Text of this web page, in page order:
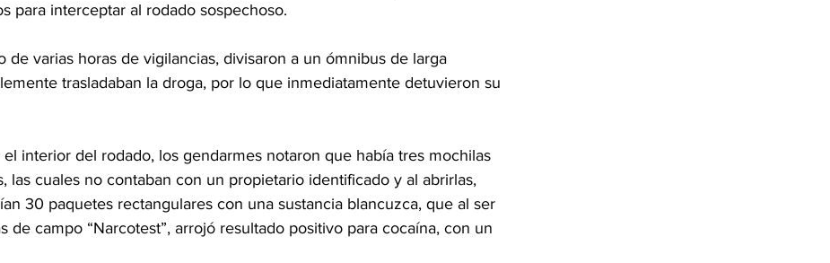
para interceptar al rodado sospechoso.
de varias horas de vigilancias, divisaron a un ómnibus de larga
trasladaban la droga, por lo que inmediatamente detuvieron su
el interior del rodado, los gendarmes notaron que había tres mochilas
las cuales no contaban con un propietario identificado y al abrirlas,
30 paquetes rectangulares con una sustancia blancuzca, que al ser
de campo “Narcotest”, arrojó resultado positivo para cocaína, con un